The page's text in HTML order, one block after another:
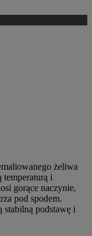
żeliwa
temperaturą i
gorące naczynie,
pod spodem.
stabilną podstawę i